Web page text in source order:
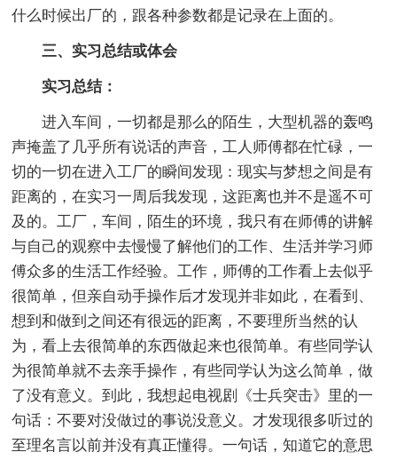
什么时候出厂的，跟各种参数都是记录在上面的。
三、实习总结或体会
实习总结：
进入车间，一切都是那么的陌生，大型机器的轰鸣
声掩盖了几乎所有说话的声音，工人师傅都在忙碌，一
切的一切在进入工厂的瞬间发现：现实与梦想之间是有
距离的，在实习一周后我发现，这距离也并不是遥不可
及的。工厂，车间，陌生的环境，我只有在师傅的讲解
与自己的观察中去慢慢了解他们的工作、生活并学习师
傅众多的生活工作经验。工作，师傅的工作看上去似乎
很简单，但亲自动手操作后才发现并非如此，在看到、
想到和做到之间还有很远的距离，不要理所当然的认
为，看上去很简单的东西做起来也很简单。有些同学认
为很简单就不去亲手操作，有些同学认为这么简单，做
了没有意义。到此，我想起电视剧《士兵突击》里的一
句话：不要对没做过的事说没意义。才发现很多听过的
至理名言以前并没有真正懂得。一句话，知道它的意思